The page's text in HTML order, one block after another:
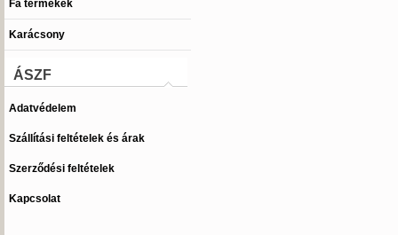
Fa termékek
Karácsony
ÁSZF
Adatvédelem
Szállítási feltételek és árak
Szerződési feltételek
Kapcsolat